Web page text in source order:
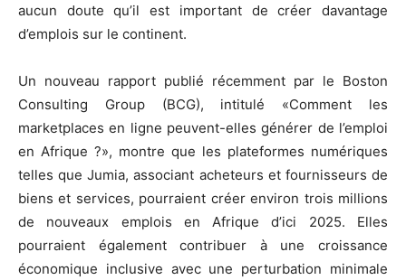
aucun doute qu’il est important de créer davantage
d’emplois sur le continent.
Un nouveau rapport publié récemment par le Boston
Consulting Group (BCG), intitulé «Comment les
marketplaces en ligne peuvent-elles générer de l’emploi
en Afrique ?», montre que les plateformes numériques
telles que Jumia, associant acheteurs et fournisseurs de
biens et services, pourraient créer environ trois millions
de nouveaux emplois en Afrique d’ici 2025. Elles
pourraient également contribuer à une croissance
économique inclusive avec une perturbation minimale